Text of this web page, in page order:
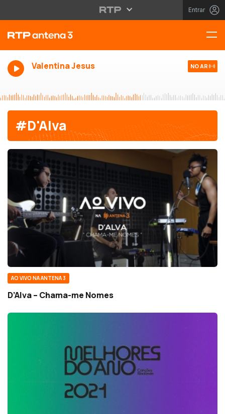
Entrar
Valentina Jesus NO AR
#D'Alva
AO VIVO NA ANTENA 3
D’Alva – Chama-me Nomes